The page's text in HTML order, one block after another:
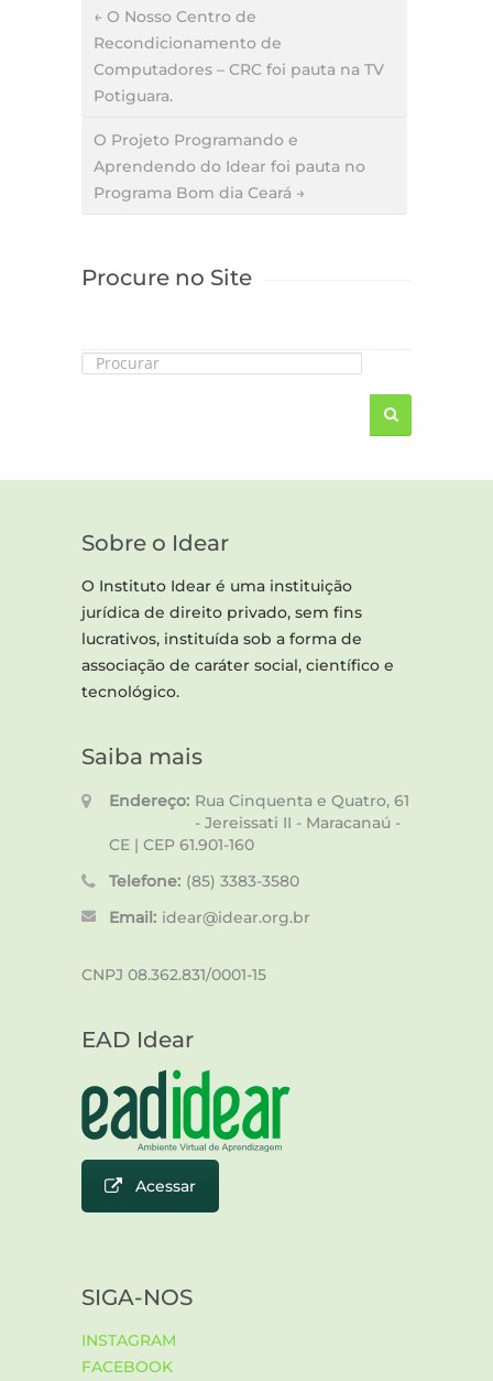
← O Nosso Centro de
Recondicionamento de
Computadores – CRC foi pauta na TV
Potiguara.
O Projeto Programando e
Aprendendo do Idear foi pauta no
Programa Bom dia Ceará →
Procure no Site
Sobre o Idear
O Instituto Idear é uma instituição
jurídica de direito privado, sem fins
lucrativos, instituída sob a forma de
associação de caráter social, científico e
tecnológico.
Saiba mais
Endereço: Rua Cinquenta e Quatro, 61
- Jereissati II - Maracanaú -
CE | CEP 61.901-160
Telefone: (85) 3383-3580
Email: idear@idear.org.br
CNPJ 08.362.831/0001-15
EAD Idear
Acessar
SIGA-NOS
INSTAGRAM
FACEBOOK